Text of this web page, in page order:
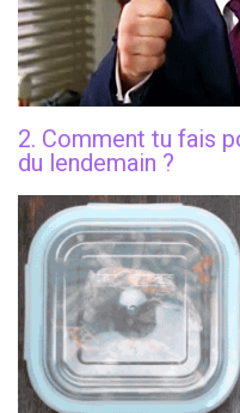
2. Comment tu fais
du lendemain ?